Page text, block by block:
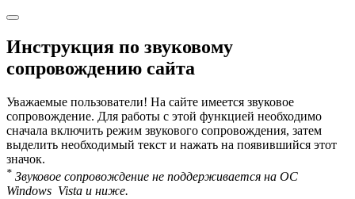
Инструкция по звуковому
сопровождению сайта
Уважаемые пользователи! На сайте имеется звуковое
сопровождение. Для работы с этой функцией необходимо
сначала включить режим звукового сопровождения, затем
выделить необходимый текст и нажать на появившийся этот
значок.
* Звуковое сопровождение не поддерживается на OC
Windows Vista и ниже.